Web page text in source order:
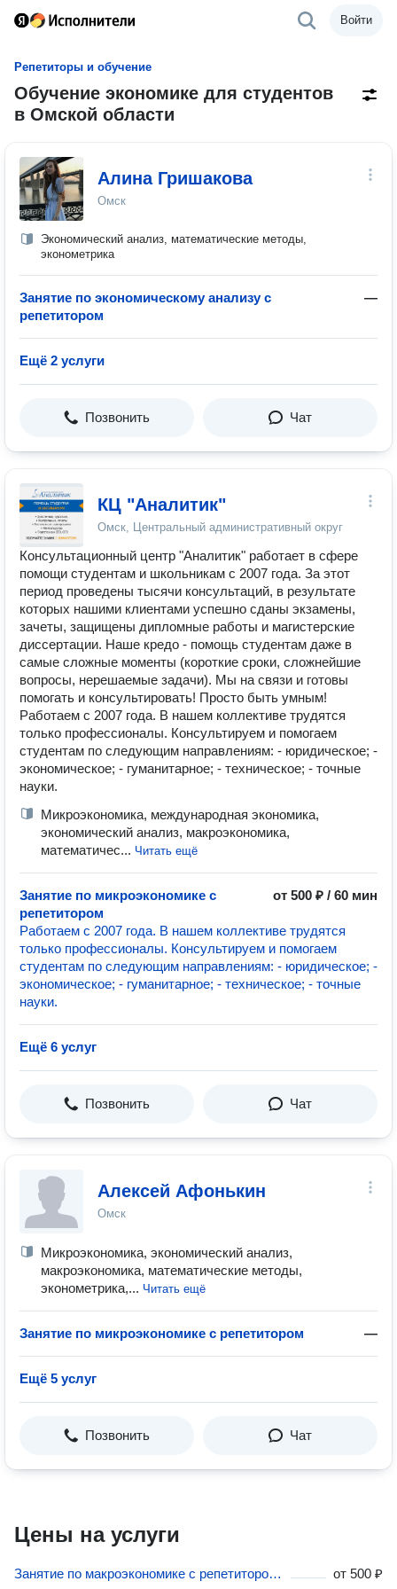
Войти
Репетиторы и обучение
Обучение экономике для студентов
в Омской области
Алина Гришакова
Омск
Экономический анализ, математические методы,
эконометрика
Занятие по экономическому анализу с
репетитором
—
Ещё 2 услуги
Позвонить Чат
КЦ "Аналитик"
Омск, Центральный административный округ
Консультационный центр "Аналитик" работает в сфере
помощи студентам и школьникам с 2007 года. За этот
период проведены тысячи консультаций, в результате
которых нашими клиентами успешно сданы экзамены,
зачеты, защищены дипломные работы и магистерские
диссертации. Наше кредо - помощь студентам даже в
самые сложные моменты (короткие сроки, сложнейшие
вопросы, нерешаемые задачи). Мы на связи и готовы
помогать и консультировать! Просто быть умным!
Работаем с 2007 года. В нашем коллективе трудятся
только профессионалы. Консультируем и помогаем
студентам по следующим направлениям: - юридическое; -
экономическое; - гуманитарное; - техническое; - точные
науки.
Микроэкономика, международная экономика,
экономический анализ, макроэкономика,
математичес... Читать ещё
Занятие по микроэкономике с
репетитором
от 500 ₽ / 60 мин
Работаем с 2007 года. В нашем коллективе трудятся
только профессионалы. Консультируем и помогаем
студентам по следующим направлениям: - юридическое; -
экономическое; - гуманитарное; - техническое; - точные
науки.
Ещё 6 услуг
Позвонить Чат
Алексей Афонькин
Омск
Микроэкономика, экономический анализ,
макроэкономика, математические методы,
эконометрика,... Читать ещё
Занятие по микроэкономике с репетитором —
Ещё 5 услуг
Позвонить Чат
Цены на услуги
Занятие по макроэкономике с репетитором в Омской области от 500 ₽